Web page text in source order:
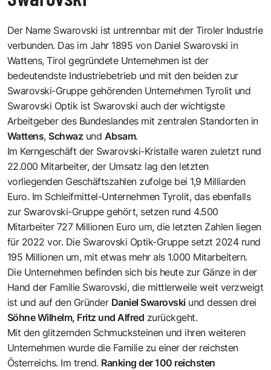
Der Name Swarovski ist untrennbar mit der Tiroler Industrie
verbunden. Das im Jahr 1895 von Daniel Swarovski in
Wattens, Tirol gegründete Unternehmen ist der
bedeutendste Industriebetrieb und mit den beiden zur
Swarovski-Gruppe gehörenden Unternehmen Tyrolit und
Swarovski Optik ist Swarovski auch der wichtigste
Arbeitgeber des Bundeslandes mit zentralen Standorten in
Wattens,Schwazund Absam.
Im Kerngeschäft der Swarovski-Kristalle waren zuletzt rund
22.000 Mitarbeiter, der Umsatz lag den letzten
vorliegenden Geschäftszahlen zufolge bei 1,9 Milliarden
Euro. Im Schleifmittel-Unternehmen Tyrolit, das ebenfalls
zur Swarovski-Gruppe gehört, setzen rund 4.500
Mitarbeiter 727 Millionen Euro um, die letzten Zahlen liegen
für 2022 vor. Die Swarovski Optik-Gruppe setzt 2024 rund
195 Millionen um, mit etwas mehr als 1.000 Mitarbeitern.
Die Unternehmen befinden sich bis heute zur Gänze in der
Hand der Familie Swarovski, die mittlerweile weit verzweigt
ist und auf den Gründer Daniel Swarovski und dessen drei
Söhne Wilhelm, Fritz und Alfred zurückgeht.
Mit den glitzernden Schmucksteinen und ihren weiteren
Unternehmen wurde die Familie zu einer der reichsten
Österreichs. Im trend. Ranking der 100 reichsten